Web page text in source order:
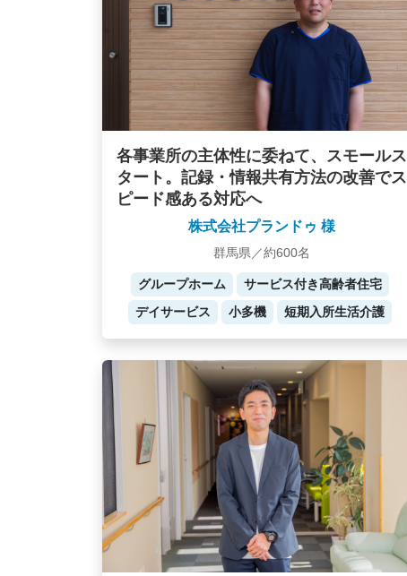
各事業所の主体性に委ねて、スモールス
タート。記録・情報共有方法の改善でス
ピード感ある対応へ
株式会社プランドゥ 様
群馬県／約600名
グループホーム
サービス付き高齢者住宅
デイサービス
小多機 短期入所生活介護